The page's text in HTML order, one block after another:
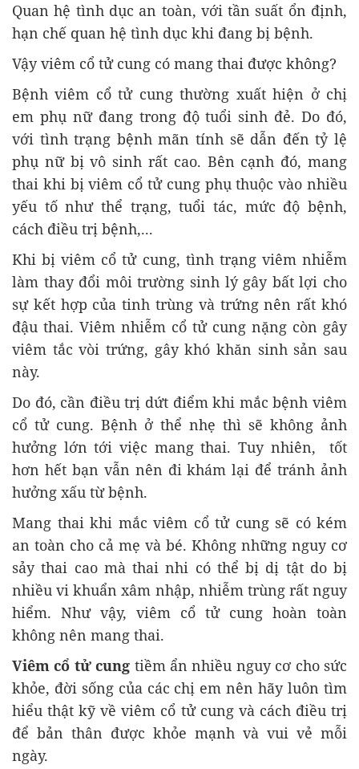
Quan hệ tình dục an toàn, với tần suất ổn định,
hạn chế quan hệ tình dục khi đang bị bệnh.
Vậy viêm cổ tử cung có mang thai được không?
Bệnh viêm cổ tử cung thường xuất hiện ở chị
em phụ nữ đang trong độ tuổi sinh đẻ. Do đó,
với tình trạng bệnh mãn tính sẽ dẫn đến tỷ lệ
phụ nữ bị vô sinh rất cao. Bên cạnh đó, mang
thai khi bị viêm cổ tử cung phụ thuộc vào nhiều
yếu tố như thể trạng, tuổi tác, mức độ bệnh,
cách điều trị bệnh,...
Khi bị viêm cổ tử cung, tình trạng viêm nhiễm
làm thay đổi môi trường sinh lý gây bất lợi cho
sự kết hợp của tinh trùng và trứng nên rất khó
đậu thai. Viêm nhiễm cổ tử cung nặng còn gây
viêm tắc vòi trứng, gây khó khăn sinh sản sau
này.
Do đó, cần điều trị dứt điểm khi mắc bệnh viêm
cổ tử cung. Bệnh ở thể nhẹ thì sẽ không ảnh
hưởng lớn tới việc mang thai. Tuy nhiên, tốt
hơn hết bạn vẫn nên đi khám lại để tránh ảnh
hưởng xấu từ bệnh.
Mang thai khi mắc viêm cổ tử cung sẽ có kém
an toàn cho cả mẹ và bé. Không những nguy cơ
sảy thai cao mà thai nhi có thể bị dị tật do bị
nhiều vi khuẩn xâm nhập, nhiễm trùng rất nguy
hiểm. Như vậy, viêm cổ tử cung hoàn toàn
không nên mang thai.
Viêm cổ tử cung tiềm ẩn nhiều nguy cơ cho sức
khỏe, đời sống của các chị em nên hãy luôn tìm
hiểu thật kỹ về viêm cổ tử cung và cách điều trị
để bản thân được khỏe mạnh và vui vẻ mỗi
ngày.